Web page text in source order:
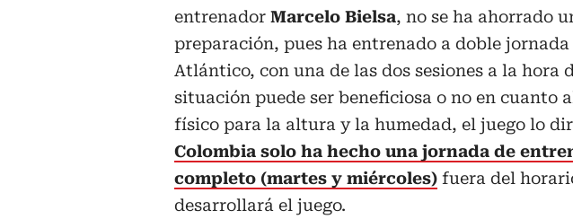
entrenador Marcelo Bielsa, no se ha ahorrado
preparación, pues ha entrenado a doble
Atlántico, con una de las dos sesiones a la hora
situación puede ser beneficiosa o no en cuanto
físico para la altura y la humedad, el juego lo
Colombia solo ha hecho una jornada de
completo (martes y miércoles) fuera del
desarrollará el juego.